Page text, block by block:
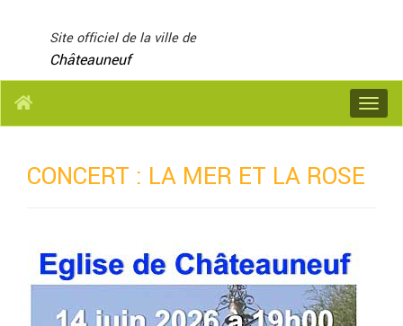
Site officiel de la ville de
Châteauneuf
Menu
CONCERT : LA MER ET LA ROSE